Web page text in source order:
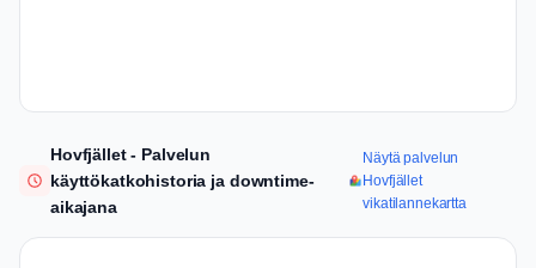
Hovfjället - Palvelun
käyttökatkohistoria ja downtime-
aikajana
Näytä palvelun
Hovfjället
vikatilannekartta